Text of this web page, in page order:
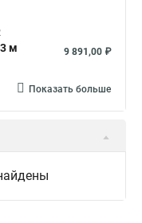
м
9 891,00 ₽
Показать больше